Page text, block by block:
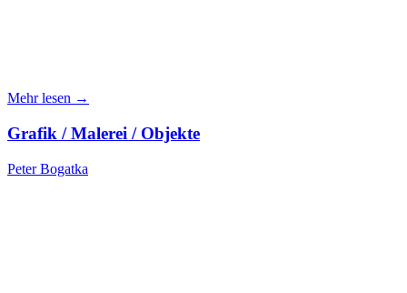
Mehr lesen →
Grafik / Malerei / Objekte
Peter Bogatka